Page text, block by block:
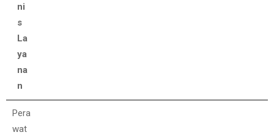
ni
s
La
ya
na
n
ni
Pera
wat